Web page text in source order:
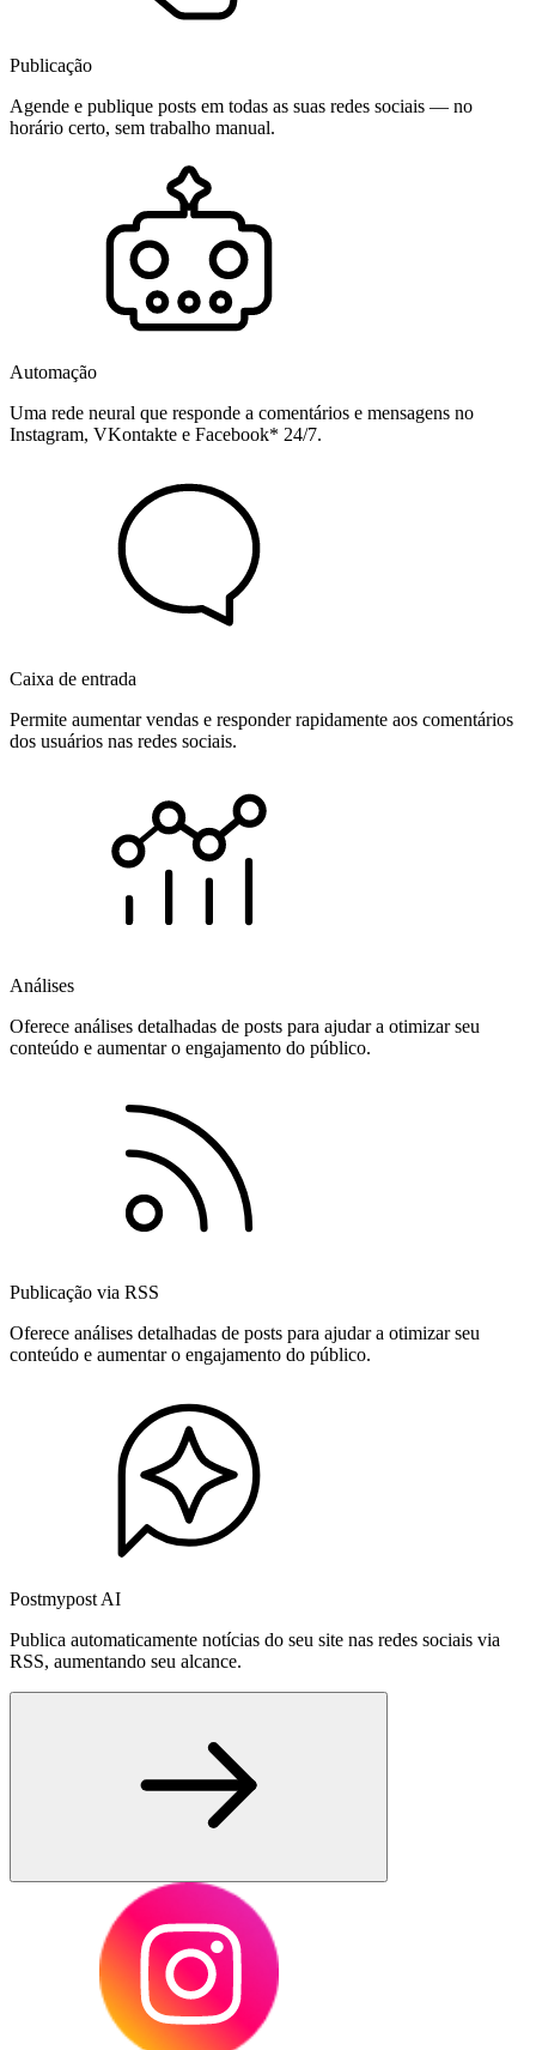
Publicação
Agende e publique posts em todas as suas redes sociais — no
horário certo, sem trabalho manual.
Automação
Uma rede neural que responde a comentários e mensagens no
Instagram, VKontakte e Facebook* 24/7.
Caixa de entrada
Permite aumentar vendas e responder rapidamente aos comentários
dos usuários nas redes sociais.
Análises
Oferece análises detalhadas de posts para ajudar a otimizar seu
conteúdo e aumentar o engajamento do público.
Publicação via RSS
Oferece análises detalhadas de posts para ajudar a otimizar seu
conteúdo e aumentar o engajamento do público.
Postmypost AI
Publica automaticamente notícias do seu site nas redes sociais via
RSS, aumentando seu alcance.